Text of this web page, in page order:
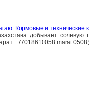
Кормовые и технические
добывает солевую
+77018610058